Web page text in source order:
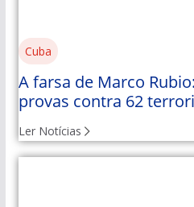
Cuba
A farsa de Marco
provas contra 62
Ler Notícias